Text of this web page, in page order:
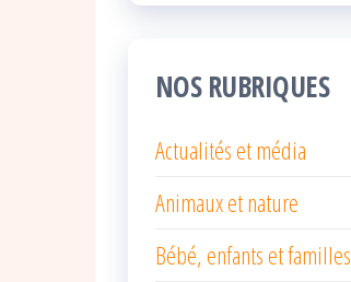
NOS RUBRIQUES
Actualités et média
Animaux et nature
Bébé, enfants et familles